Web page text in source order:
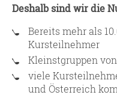
Deshalb sind wir die
Bereits mehr als
Kursteilnehmer
Kleinstgruppen
viele
und Österreich